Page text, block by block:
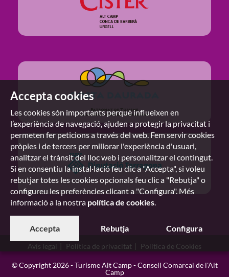
Accepta cookies
Les cookies són importants perquè influeixen en
l’experiència de navegació, ajuden a protegir la privacitat i
permeten fer peticions a través del web. Fem servir cookies
pròpies i de tercers per millorar l'experiència d'usuari,
analitzar el trànsit del lloc web i personalitzar el contingut.
Si en consentiu la instal·lació feu clic a "Accepta", si voleu
rebutjar totes les cookies opcionals feu clic a "Rebutja" o
configureu les preferències clicant a "Configura". Més
informació a la nostra política de cookies.
Accepta Rebutja Configura
Avís legal Política de privacitat Política de Cookies
© Copyright 2026 - Turisme Alt Camp - Consell Comarcal de l'Alt
Camp